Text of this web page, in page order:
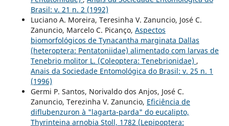
Brasil: v. 21 n. 2 (1992)
Luciano A. Moreira, Teresinha V. Zanuncio, José C.
Zanuncio, Marcelo C. Picanço, Aspectos
biomorfológicos de Tynacantha marginata Dallas
(heteroptera: Pentatoniidae) alimentado com larvas de
Tenebrio molitor L. (Coleoptera: Tenebrionidae) ,
Anais da Sociedade Entomológica do Brasil: v. 25 n. 1
(1996)
Germi P. Santos, Norivaldo dos Anjos, José C.
Zanuncio, Terezinha V. Zanuncio, Eficiência de
diflubenzuron à "lagarta-parda" do eucalipto,
Thyrinteina arnobia Stoll, 1782 (Lepipoptera: